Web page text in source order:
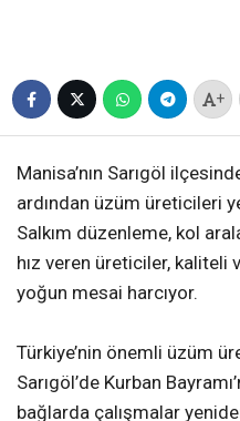
+
Manisa’nın Sarıgöl
ardından üzüm üreticileri
Salkım düzenleme, kol
hız veren üreticiler, kaliteli
yoğun mesai harcıyor.
Türkiye’nin önemli üzüm
Sarıgöl’de Kurban
bağlarda çalışmalar